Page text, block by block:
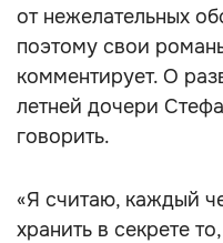
от нежелательных
поэтому свои
комментирует. О
летней дочери
говорить.
«Я считаю, каждый
хранить в секрете